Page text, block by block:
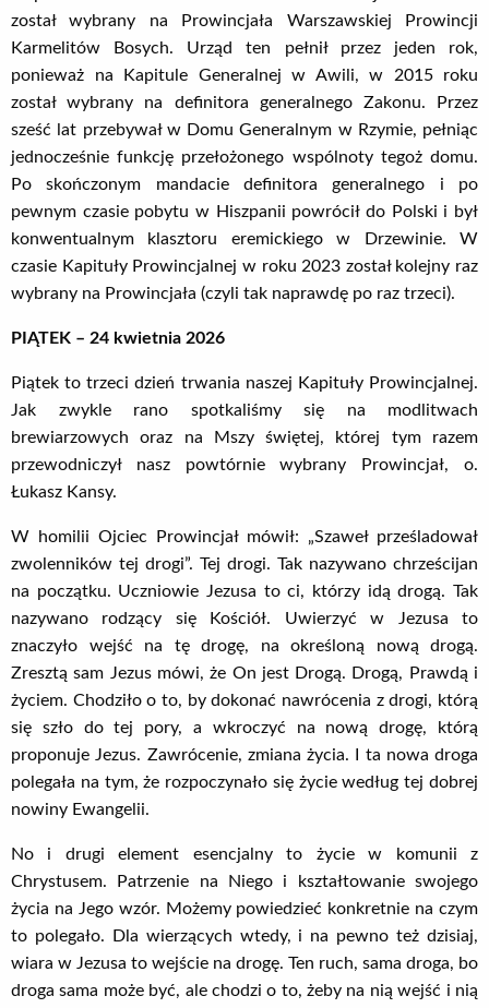
został wybrany na Prowincjała Warszawskiej Prowincji
Karmelitów Bosych. Urząd ten pełnił przez jeden rok,
ponieważ na Kapitule Generalnej w Awili, w 2015 roku
został wybrany na definitora generalnego Zakonu. Przez
sześć lat przebywał w Domu Generalnym w Rzymie, pełniąc
jednocześnie funkcję przełożonego wspólnoty tegoż domu.
Po skończonym mandacie definitora generalnego i po
pewnym czasie pobytu w Hiszpanii powrócił do Polski i był
konwentualnym klasztoru eremickiego w Drzewinie. W
czasie Kapituły Prowincjalnej w roku 2023 został kolejny raz
wybrany na Prowincjała (czyli tak naprawdę po raz trzeci).
PIĄTEK – 24 kwietnia 2026
Piątek to trzeci dzień trwania naszej Kapituły Prowincjalnej.
Jak zwykle rano spotkaliśmy się na modlitwach
brewiarzowych oraz na Mszy świętej, której tym razem
przewodniczył nasz powtórnie wybrany Prowincjał, o.
Łukasz Kansy.
W homilii Ojciec Prowincjał mówił: „Szaweł prześladował
zwolenników tej drogi”. Tej drogi. Tak nazywano chrześcijan
na początku. Uczniowie Jezusa to ci, którzy idą drogą. Tak
nazywano rodzący się Kościół. Uwierzyć w Jezusa to
znaczyło wejść na tę drogę, na określoną nową drogą.
Zresztą sam Jezus mówi, że On jest Drogą. Drogą, Prawdą i
życiem. Chodziło o to, by dokonać nawrócenia z drogi, którą
się szło do tej pory, a wkroczyć na nową drogę, którą
proponuje Jezus. Zawrócenie, zmiana życia. I ta nowa droga
polegała na tym, że rozpoczynało się życie według tej dobrej
nowiny Ewangelii.
No i drugi element esencjalny to życie w komunii z
Chrystusem. Patrzenie na Niego i kształtowanie swojego
życia na Jego wzór. Możemy powiedzieć konkretnie na czym
to polegało. Dla wierzących wtedy, i na pewno też dzisiaj,
wiara w Jezusa to wejście na drogę. Ten ruch, sama droga, bo
droga sama może być, ale chodzi o to, żeby na nią wejść i nią